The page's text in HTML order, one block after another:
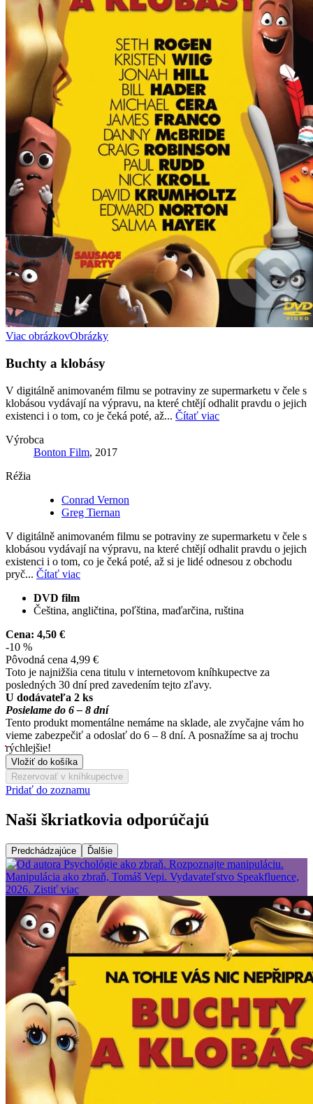
Viac obrázkovObrázky
Buchty a klobásy
V digitálně animovaném filmu se potraviny ze supermarketu v čele s
klobásou vydávají na výpravu, na které chtějí odhalit pravdu o jejich
existenci i o tom, co je čeká poté, až... Čítať viac
Výrobca
Bonton Film, 2017
Réžia
Conrad Vernon
Greg Tiernan
V digitálně animovaném filmu se potraviny ze supermarketu v čele s
klobásou vydávají na výpravu, na které chtějí odhalit pravdu o jejich
existenci i o tom, co je čeká poté, až si je lidé odnesou z obchodu
pryč... Čítať viac
DVD film
Čeština, angličtina, poľština, maďarčina, ruština
Cena: 4,50 €
-10 %
Pôvodná cena 4,99 €
Toto je najnižšia cena titulu v internetovom kníhkupectve za
posledných 30 dní pred zavedením tejto zľavy.
U dodávateľa 2 ks
Posielame do 6 – 8 dní
Tento produkt momentálne nemáme na sklade, ale zvyčajne vám ho
vieme zabezpečiť a odoslať do 6 – 8 dní. A posnažíme sa aj trochu
rýchlejšie!
Vložiť do košíka
Rezervovať v kníhkupectve
Pridať do zoznamu
Naši škriatkovia odporúčajú
Predchádzajúce Ďalšie